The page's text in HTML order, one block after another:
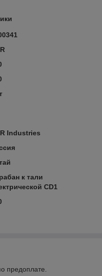
Industries
к тали
CD1
предоплате.